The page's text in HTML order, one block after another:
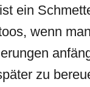
ein
wenn
zu